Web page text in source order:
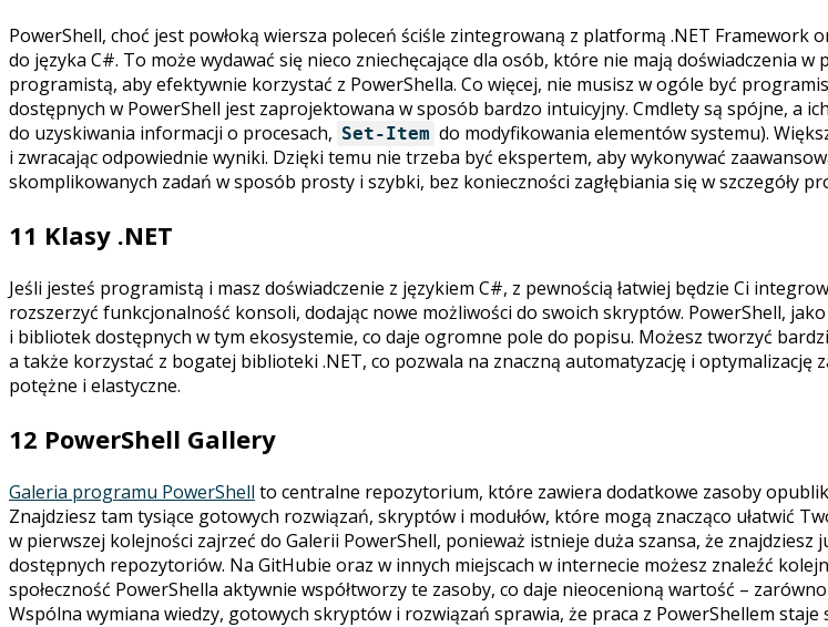
PowerShell, choć jest powłoką wiersza poleceń ściśle zintegrowaną z platformą .NET
do języka C#. To może wydawać się nieco zniechęcające dla osób, które nie mają doświadczenia
programistą, aby efektywnie korzystać z PowerShella. Co więcej, nie musisz w ogóle być
dostępnych w PowerShell jest zaprojektowana w sposób bardzo intuicyjny. Cmdlety są spójne, a
do uzyskiwania informacji o procesach, Set-Item do modyfikowania elementów systemu).
i zwracając odpowiednie wyniki. Dzięki temu nie trzeba być ekspertem, aby wykonywać
skomplikowanych zadań w sposób prosty i szybki, bez konieczności zagłębiania się w szczegóły
11 Klasy .NET
Jeśli jesteś programistą i masz doświadczenie z językiem C#, z pewnością łatwiej będzie Ci
rozszerzyć funkcjonalność konsoli, dodając nowe możliwości do swoich skryptów. PowerShell,
i bibliotek dostępnych w tym ekosystemie, co daje ogromne pole do popisu. Możesz tworzyć
a także korzystać z bogatej biblioteki .NET, co pozwala na znaczną automatyzację i
potężne i elastyczne.
12 PowerShell Gallery
Galeria programu PowerShell to centralne repozytorium, które zawiera dodatkowe zasoby
Znajdziesz tam tysiące gotowych rozwiązań, skryptów i modułów, które mogą znacząco ułatwić
w pierwszej kolejności zajrzeć do Galerii PowerShell, ponieważ istnieje duża szansa, że
dostępnych repozytoriów. Na GitHubie oraz w innych miejscach w internecie możesz znaleźć
społeczność PowerShella aktywnie współtworzy te zasoby, co daje nieocenioną wartość –
Wspólna wymiana wiedzy, gotowych skryptów i rozwiązań sprawia, że praca z PowerShellem staje